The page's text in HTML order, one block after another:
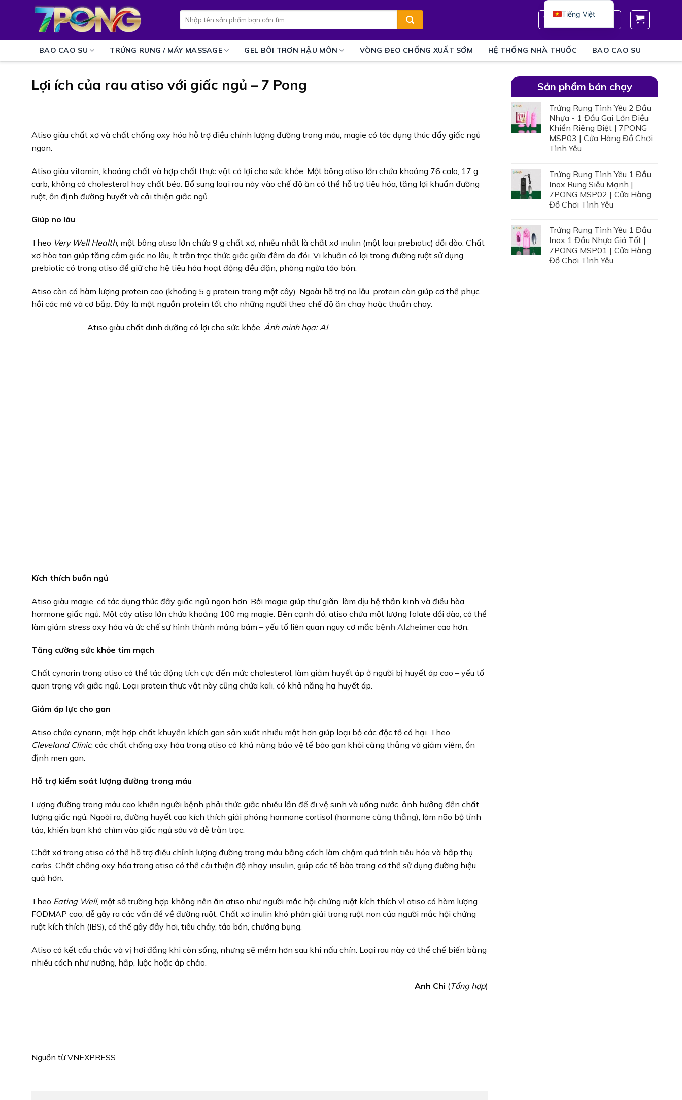
kiếm:
0777 62 62 35
BAO CAO SU TRỨNG RUNG / MÁY MASSAGE GEL BÔI TRƠN HẬU MÔN VÒNG ĐEO CHỐNG XUẤT SỚM HỆ THỐNG NHÀ THUỐC BAO CAO SU
Lợi ích của rau atiso với giấc ngủ – 7 Pong
Atiso giàu chất xơ và chất chống oxy hóa hỗ trợ điều chỉnh lượng đường trong máu, magie có tác dụng thúc đẩy giấc ngủ
ngon.
Atiso giàu vitamin, khoáng chất và hợp chất thực vật có lợi cho sức khỏe. Một bông atiso lớn chứa khoảng 76 calo, 17 g
carb, không có cholesterol hay chất béo. Bổ sung loại rau này vào chế độ ăn có thể hỗ trợ tiêu hóa, tăng lợi khuẩn đường
ruột, ổn định đường huyết và cải thiện giấc ngủ.
Giúp no lâu
Theo Very Well Health, một bông atiso lớn chứa 9 g chất xơ, nhiều nhất là chất xơ inulin (một loại prebiotic) dồi dào. Chất
xơ hòa tan giúp tăng cảm giác no lâu, ít trằn trọc thức giấc giữa đêm do đói. Vi khuẩn có lợi trong đường ruột sử dụng
prebiotic có trong atiso để giữ cho hệ tiêu hóa hoạt động đều đặn, phòng ngừa táo bón.
Atiso còn có hàm lượng protein cao (khoảng 5 g protein trong một cây). Ngoài hỗ trợ no lâu, protein còn giúp cơ thể phục
hồi các mô và cơ bắp. Đây là một nguồn protein tốt cho những người theo chế độ ăn chay hoặc thuần chay.
Atiso giàu chất dinh dưỡng có lợi cho sức khỏe. Ảnh minh họa: AI
Kích thích buồn ngủ
Atiso giàu magie, có tác dụng thúc đẩy giấc ngủ ngon hơn. Bởi magie giúp thư giãn, làm dịu hệ thần kinh và điều hòa
hormone giấc ngủ. Một cây atiso lớn chứa khoảng 100 mg magie. Bên cạnh đó, atiso chứa một lượng folate dồi dào, có thể
làm giảm stress oxy hóa và ức chế sự hình thành mảng bám – yếu tố liên quan nguy cơ mắc bệnh Alzheimercao hơn.
Tăng cường sức khỏe tim mạch
Chất cynarin trong atiso có thể tác động tích cực đến mức cholesterol, làm giảm huyết áp ở người bị huyết áp cao – yếu tố
quan trọng với giấc ngủ. Loại protein thực vật này cũng chứa kali, có khả năng hạ huyết áp.
Giảm áp lực cho gan
Atiso chứa cynarin, một hợp chất khuyến khích gan sản xuất nhiều mật hơn giúp loại bỏ các độc tố có hại. Theo
Cleveland Clinic, các chất chống oxy hóa trong atiso có khả năng bảo vệ tế bào gan khỏi căng thẳng và giảm viêm, ổn
định men gan.
Hỗ trợ kiểm soát lượng đường trong máu
Lượng đường trong máu cao khiến người bệnh phải thức giấc nhiều lần để đi vệ sinh và uống nước, ảnh hưởng đến chất
lượng giấc ngủ. Ngoài ra, đường huyết cao kích thích giải phóng hormone cortisol (hormone căng thẳng), làm não bộ tỉnh
táo, khiến bạn khó chìm vào giấc ngủ sâu và dễ trằn trọc.
Chất xơ trong atiso có thể hỗ trợ điều chỉnh lượng đường trong máu bằng cách làm chậm quá trình tiêu hóa và hấp thụ
carbs. Chất chống oxy hóa trong atiso có thể cải thiện độ nhạy insulin, giúp các tế bào trong cơ thể sử dụng đường hiệu
quả hơn.
Theo Eating Well, một số trường hợp không nên ăn atiso như người mắc hội chứng ruột kích thích vì atiso có hàm lượng
FODMAP cao, dễ gây ra các vấn đề về đường ruột. Chất xơ inulin khó phân giải trong ruột non của người mắc hội chứng
ruột kích thích (IBS), có thể gây đầy hơi, tiêu chảy, táo bón, chướng bụng.
Atiso có kết cấu chắc và vị hơi đắng khi còn sống, nhưng sẽ mềm hơn sau khi nấu chín. Loại rau này có thể chế biến bằng
nhiều cách như nướng, hấp, luộc hoặc áp chảo.
Anh Chi (Tổng hợp)
Nguồn từ VNEXPRESS
Sản phẩm bán chạy
Trứng Rung Tình Yêu 2 Đầu
Nhựa - 1 Đầu Gai Lớn Điều
Khiển Riêng Biệt | 7PONG
MSP03 | Cửa Hàng Đồ Chơi
Tình Yêu
Trứng Rung Tình Yêu 1 Đầu
Inox Rung Siêu Mạnh |
7PONG MSP02 | Cửa Hàng
Đồ Chơi Tình Yêu
Trứng Rung Tình Yêu 1 Đầu
Inox 1 Đầu Nhựa Giá Tốt |
7PONG MSP01 | Cửa Hàng
Đồ Chơi Tình Yêu
Tiếng Việt